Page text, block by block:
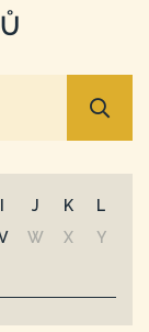
J K
L
W X
Y